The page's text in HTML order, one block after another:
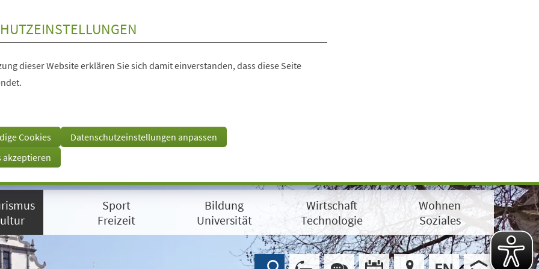
dieser Website erklären Sie sich damit einverstanden, dass diese Seite
Cookies
Datenschutzeinstellungen anpassen
akzeptieren
Sport
Freizeit
Bildung
Universität
Wirtschaft
Technologie
Wohnen
Soziales